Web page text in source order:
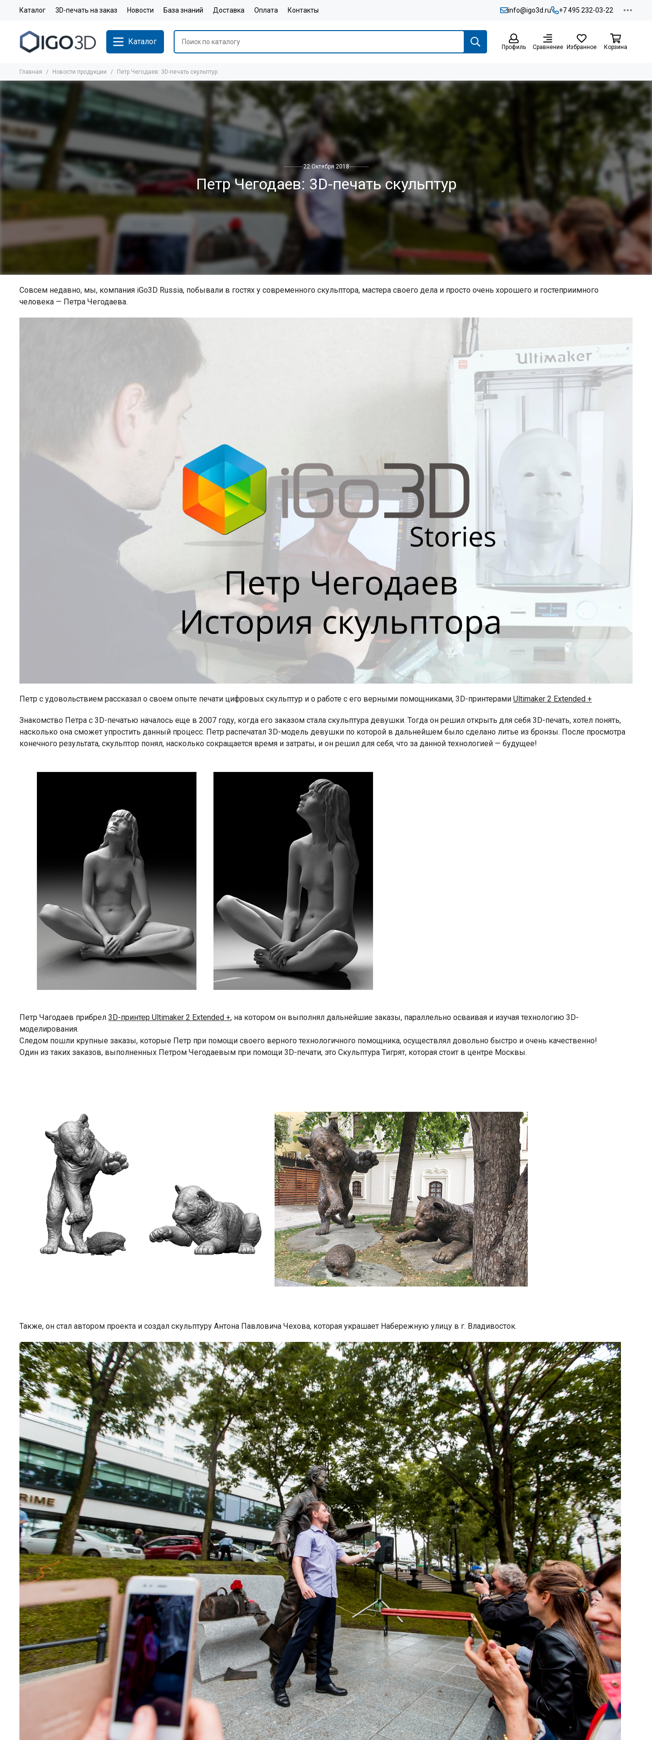
Каталог 3D-печать на заказ Новости База знаний Доставка Оплата Контакты info@igo3d.ru +7 495 232-03-22
Каталог
Профиль Сравнение Избранное Корзина
Главная Новости продукции Петр Чегодаев: 3D-печать скульптур
22 Октября 2018
Петр Чегодаев: 3D-печать скульптур
Совсем недавно, мы, компания iGo3D Russia, побывали в гостях у современного скульптора, мастера своего дела и просто очень хорошего и гостеприимного
человека — Петра Чегодаева.
Петр с удовольствием рассказал о своем опыте печати цифровых скульптур и о работе с его верными помощниками, 3D-принтерами Ultimaker 2 Extended +
Знакомство Петра с 3D-печатью началось еще в 2007 году, когда его заказом стала скульптура девушки. Тогда он решил открыть для себя 3D-печать, хотел понять,
насколько она сможет упростить данный процесс. Петр распечатал 3D-модель девушки по которой в дальнейшем было сделано литье из бронзы. После просмотра
конечного результата, скульптор понял, насколько сокращается время и затраты, и он решил для себя, что за данной технологией — будущее!
Петр Чагодаев прибрел 3D-принтер Ultimaker 2 Extended +, на котором он выполнял дальнейшие заказы, параллельно осваивая и изучая технологию 3D-
моделирования.
Следом пошли крупные заказы, которые Петр при помощи своего верного технологичного помощника, осуществлял довольно быстро и очень качественно!
Один из таких заказов, выполненных Петром Чегодаевым при помощи 3D-печати, это Скульптура Тигрят, которая стоит в центре Москвы.
Также, он стал автором проекта и создал скульптуру Антона Павловича Чехова, которая украшает Набережную улицу в г. Владивосток.